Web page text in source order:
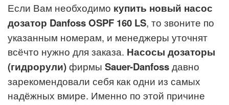
Если Вам необходимо купить новый насос
дозатор Danfoss OSPF 160 LS, то звоните по
указанным номерам, и менеджеры уточнят
всёчто нужно для заказа. Насосы дозаторы
(гидрорули)фирмы Sauer-Danfossдавно
зарекомендовали себя как одни из самых
надёжных вмире. Именно по этой причине